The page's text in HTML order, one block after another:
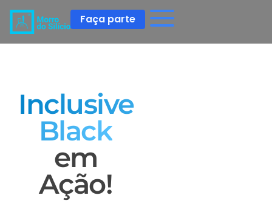
Faça parte
Inclusive
Black
em
Ação!